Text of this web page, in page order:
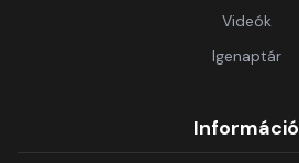
Videók
Igenaptár
Információ